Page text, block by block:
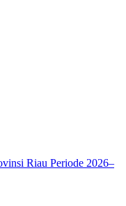
Riau Periode 2026–